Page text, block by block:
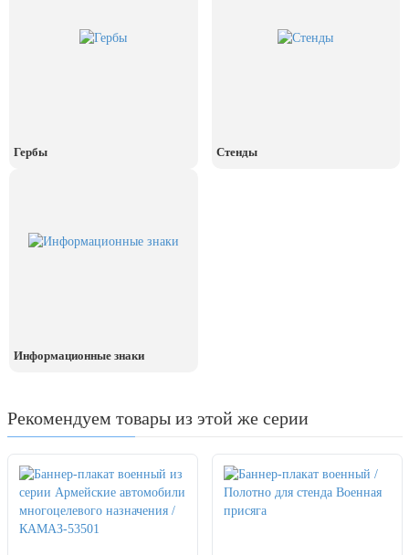
День ВМФ (последнее воскресенье
Гербы Стенды
Информационные знаки
Рекомендуем товары из этой же серии